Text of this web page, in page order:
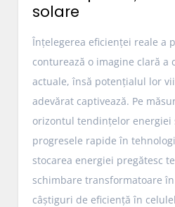
solare
Înțelegerea eficienței reale a
conturează o imagine clară a
actuale, însă potențialul lor
adevărat captivează. Pe
orizontul tendințelor energiei
progresele rapide în
stocarea energiei pregătesc
schimbare transformatoare
câștiguri de eficiență în